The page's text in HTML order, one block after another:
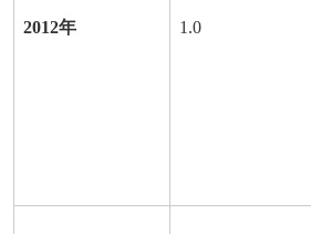
2012年 1.0